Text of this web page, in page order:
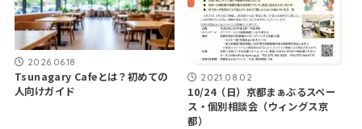
2026.06.18
Tsunagary Cafeとは？初めての
人向けガイド
2021.08.02
10/24（日）京都まぁぶるスペー
ス・個別相談会（ウィングス京
都）